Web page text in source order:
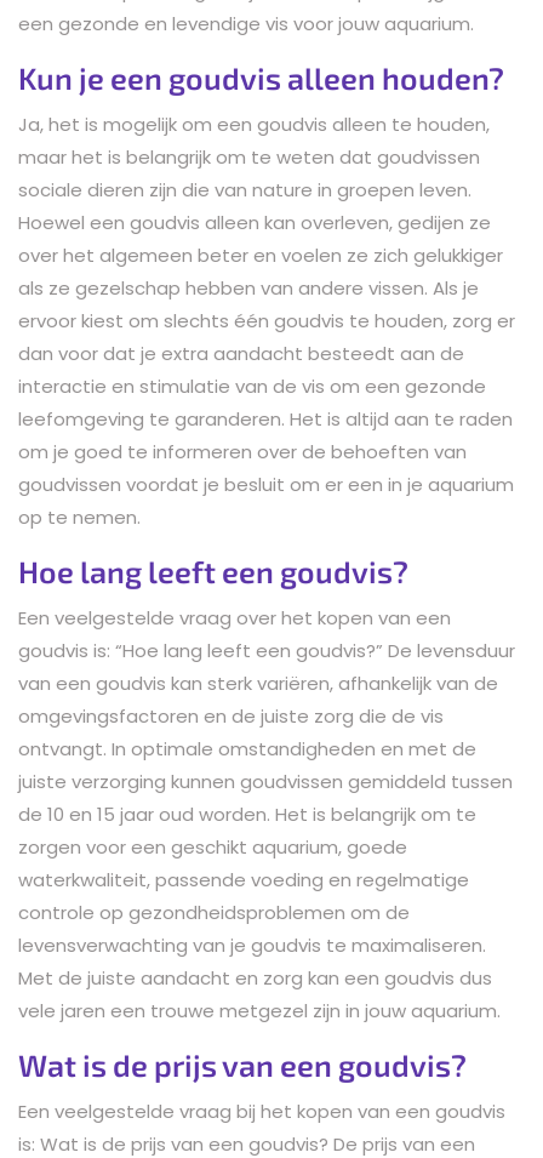
een gezonde en levendige vis voor jouw aquarium.
Kun je een goudvis alleen houden?
Ja, het is mogelijk om een goudvis alleen te houden,
maar het is belangrijk om te weten dat goudvissen
sociale dieren zijn die van nature in groepen leven.
Hoewel een goudvis alleen kan overleven, gedijen ze
over het algemeen beter en voelen ze zich gelukkiger
als ze gezelschap hebben van andere vissen. Als je
ervoor kiest om slechts één goudvis te houden, zorg er
dan voor dat je extra aandacht besteedt aan de
interactie en stimulatie van de vis om een gezonde
leefomgeving te garanderen. Het is altijd aan te raden
om je goed te informeren over de behoeften van
goudvissen voordat je besluit om er een in je aquarium
op te nemen.
Hoe lang leeft een goudvis?
Een veelgestelde vraag over het kopen van een
goudvis is: “Hoe lang leeft een goudvis?” De levensduur
van een goudvis kan sterk variëren, afhankelijk van de
omgevingsfactoren en de juiste zorg die de vis
ontvangt. In optimale omstandigheden en met de
juiste verzorging kunnen goudvissen gemiddeld tussen
de 10 en 15 jaar oud worden. Het is belangrijk om te
zorgen voor een geschikt aquarium, goede
waterkwaliteit, passende voeding en regelmatige
controle op gezondheidsproblemen om de
levensverwachting van je goudvis te maximaliseren.
Met de juiste aandacht en zorg kan een goudvis dus
vele jaren een trouwe metgezel zijn in jouw aquarium.
Wat is de prijs van een goudvis?
Een veelgestelde vraag bij het kopen van een goudvis
is: Wat is de prijs van een goudvis? De prijs van een